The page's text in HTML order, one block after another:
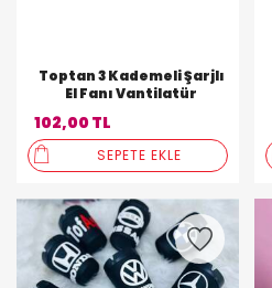
Toptan 3 Kademeli Şarjlı
El Fanı Vantilatür
102,00 TL
SEPETE EKLE